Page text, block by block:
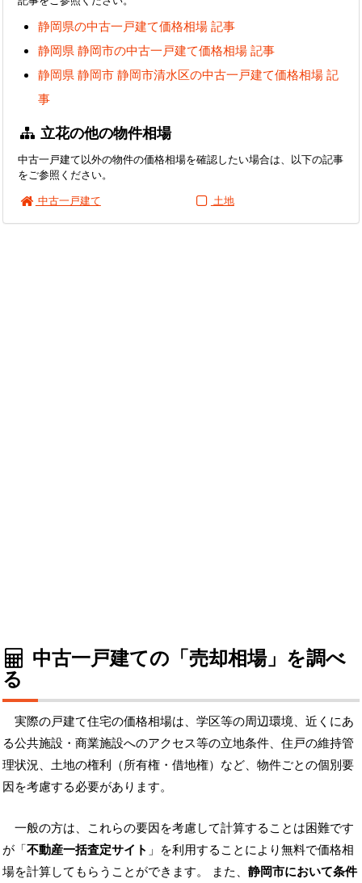
静岡県の中古一戸建て価格相場 記事
静岡県 静岡市の中古一戸建て価格相場 記事
静岡県 静岡市 静岡市清水区の中古一戸建て価格相場 記
事
立花の他の物件相場
中古一戸建て以外の物件の価格相場を確認したい場合は、以下の記事
をご参照ください。
中古一戸建て
土地
中古一戸建ての「売却相場」を調べ
る
実際の戸建て住宅の価格相場は、学区等の周辺環境、近くにあ
る公共施設・商業施設へのアクセス等の立地条件、住戸の維持管
理状況、土地の権利（所有権・借地権）など、物件ごとの個別要
因を考慮する必要があります。
一般の方は、これらの要因を考慮して計算することは困難です
が「不動産一括査定サイト 」を利用することにより無料で価格相
場を計算してもらうことができます。 また、 静岡市において条件